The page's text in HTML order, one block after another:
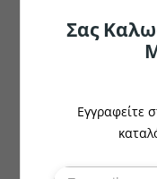
Σας
Εγγραφείτε